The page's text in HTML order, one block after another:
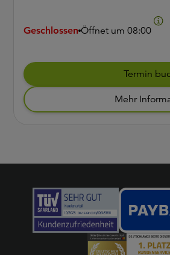
Geschlossen Öffnet um 08:00
Termin
Mehr